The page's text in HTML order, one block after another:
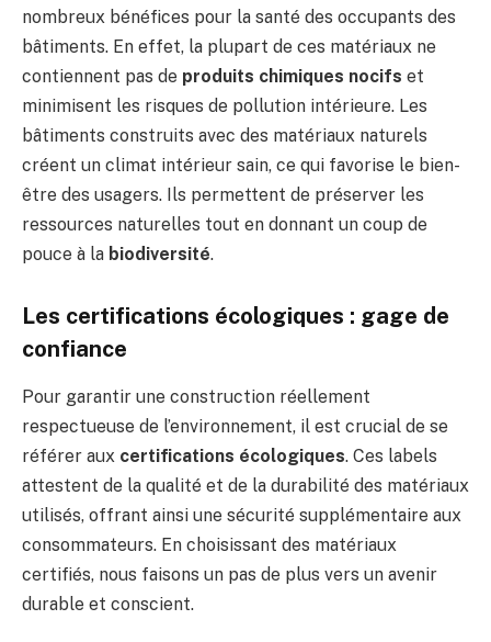
nombreux bénéfices pour la santé des occupants des
bâtiments. En effet, la plupart de ces matériaux ne
contiennent pas de produits chimiques nocifs et
minimisent les risques de pollution intérieure. Les
bâtiments construits avec des matériaux naturels
créent un climat intérieur sain, ce qui favorise le bien-
être des usagers. Ils permettent de préserver les
ressources naturelles tout en donnant un coup de
pouce à la biodiversité.
Les certifications écologiques : gage de
confiance
Pour garantir une construction réellement
respectueuse de l’environnement, il est crucial de se
référer aux certifications écologiques. Ces labels
attestent de la qualité et de la durabilité des matériaux
utilisés, offrant ainsi une sécurité supplémentaire aux
consommateurs. En choisissant des matériaux
certifiés, nous faisons un pas de plus vers un avenir
durable et conscient.